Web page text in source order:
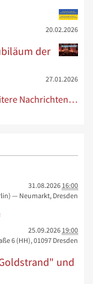
20.02.2026
der
27.01.2026
Nachrichten…
31.08.2026 16:00
— Neumarkt, Dresden
25.09.2026 19:00
6 (HH), 01097 Dresden
und